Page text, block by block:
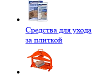
Средства для ухода
за плиткой